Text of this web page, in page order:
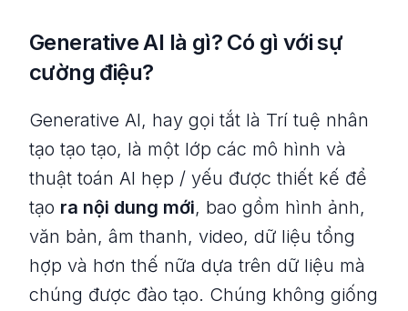
Generative AI là gì? Có gì với sự
cường điệu?
Generative AI, hay gọi tắt là Trí tuệ nhân
tạo tạo tạo, là một lớp các mô hình và
thuật toán AI hẹp / yếu được thiết kế để
tạo ra nội dung mới, bao gồm hình ảnh,
văn bản, âm thanh, video, dữ liệu tổng
hợp và hơn thế nữa dựa trên dữ liệu mà
chúng được đào tạo. Chúng không giống